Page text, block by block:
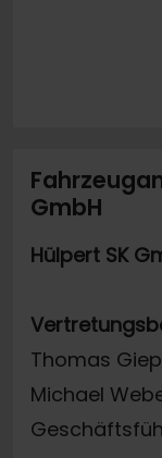
GmbH
Hülpert SK
Thomas
Michael